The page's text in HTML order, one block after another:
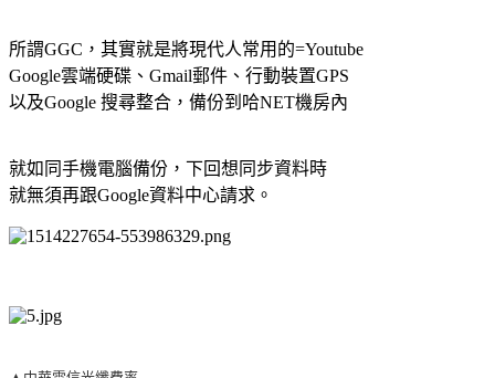
所謂GGC，其實就是將現代人常用的=Youtube
Google雲端硬碟、Gmail郵件、行動裝置GPS
以及Google 搜尋整合，備份到哈NET機房內
就如同手機電腦備份，下回想同步資料時
就無須再跟Google資料中心請求。